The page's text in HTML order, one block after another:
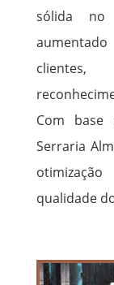
sólida no
clientes,
Com base
Serraria
qualidade